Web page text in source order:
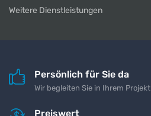
Weitere Dienstleistungen
Persönlich für Sie da
Wir begleiten Sie in Ihrem Projekt
Preiswert